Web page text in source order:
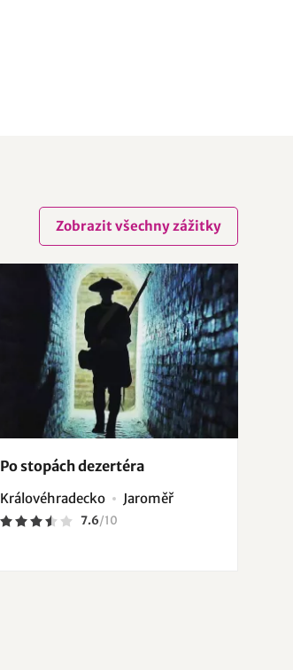
Zobrazit všechny zážitky
Po stopách dezertéra
Královéhradecko Jaroměř
7.6/10